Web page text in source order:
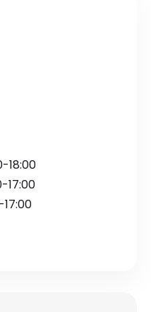
18:00
17:00
17:00